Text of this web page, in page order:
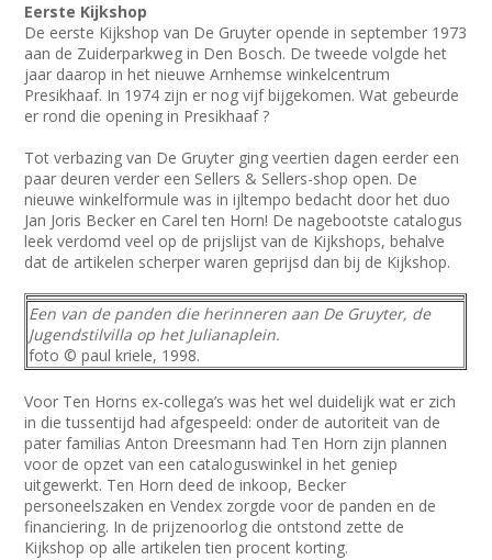
Eerste Kijkshop
De eerste Kijkshop van De Gruyter opende in september 1973
aan de Zuiderparkweg in Den Bosch. De tweede volgde het
jaar daarop in het nieuwe Arnhemse winkelcentrum
Presikhaaf. In 1974 zijn er nog vijf bijgekomen. Wat gebeurde
er rond die opening in Presikhaaf ?
Tot verbazing van De Gruyter ging veertien dagen eerder een
paar deuren verder een Sellers & Sellers-shop open. De
nieuwe winkelformule was in ijltempo bedacht door het duo
Jan Joris Becker en Carel ten Horn! De nagebootste catalogus
leek verdomd veel op de prijslijst van de Kijkshops, behalve
dat de artikelen scherper waren geprijsd dan bij de Kijkshop.
Een van de panden die herinneren aan De Gruyter, de
Jugendstilvilla op het Julianaplein.
foto © paul kriele, 1998.
Voor Ten Horns ex-collega’s was het wel duidelijk wat er zich
in die tussentijd had afgespeeld: onder de autoriteit van de
pater familias Anton Dreesmann had Ten Horn zijn plannen
voor de opzet van een cataloguswinkel in het geniep
uitgewerkt. Ten Horn deed de inkoop, Becker
personeelszaken en Vendex zorgde voor de panden en de
financiering. In de prijzenoorlog die ontstond zette de
Kijkshop op alle artikelen tien procent korting.